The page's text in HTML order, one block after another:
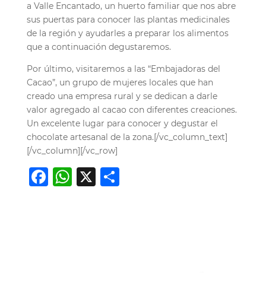
a Valle Encantado, un huerto familiar que nos abre
sus puertas para conocer las plantas medicinales
de la región y ayudarles a preparar los alimentos
que a continuación degustaremos.
Por último, visitaremos a las “Embajadoras del
Cacao”, un grupo de mujeres locales que han
creado una empresa rural y se dedican a darle
valor agregado al cacao con diferentes creaciones.
Un excelente lugar para conocer y degustar el
chocolate artesanal de la zona.[/vc_column_text]
[/vc_column][/vc_row]
Facebook
WhatsApp
X Compartir